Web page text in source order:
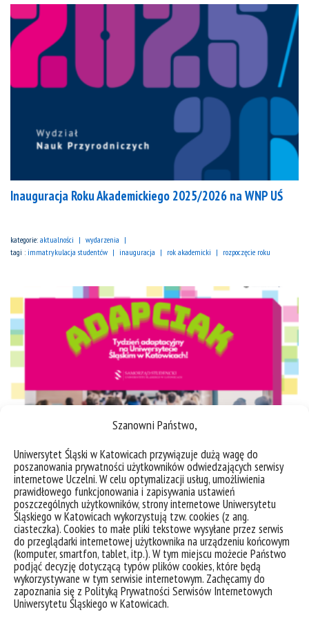
Szanowni Państwo,
Uniwersytet Śląski w Katowicach przywiązuje dużą wagę do
poszanowania prywatności użytkowników odwiedzających serwisy
internetowe Uczelni. W celu optymalizacji usług, umożliwienia
prawidłowego funkcjonowania i zapisywania ustawień
poszczególnych użytkowników, strony internetowe Uniwersytetu
Śląskiego w Katowicach wykorzystują tzw. cookies (z ang.
ciasteczka). Cookies to małe pliki tekstowe wysyłane przez serwis
do przeglądarki internetowej użytkownika na urządzeniu końcowym
(komputer, smartfon, tablet, itp.). W tym miejscu możecie Państwo
podjąć decyzję dotyczącą typów plików cookies, które będą
wykorzystywane w tym serwisie internetowym. Zachęcamy do
zapoznania się z Polityką Prywatności Serwisów Internetowych
Uniwersytetu Śląskiego w Katowicach.
Inauguracja Roku Akademickiego 2025/2026 na WNP UŚ
kategorie: aktualności
wydarzenia
tagi : immatrykulacja studentów inauguracja rok akademicki rozpoczęcie roku
Tydzień adaptacyjny 2022 na UŚ
Drogie studentki, drodzy studenci, już w
poniedziałek 3 października rozpoczynacie swoją
przygodę z Uniwersytetem Śląskim w Katowicach!
Bardzo się cieszymy na spotkanie z Wami i
przygotowaliśmy dla Was wiele atrakcji. W
poniedziałek, wraz z Centrum Wychowania
Fizycznego i Sportu organizujemy dla Was grę